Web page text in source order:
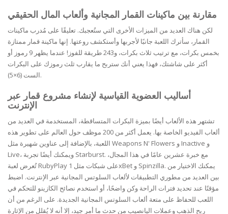
مقارنة بين ماكينات القمار المجانية وألعاب المال الحقيقي
لكن هناك العديد من الميزات الأخرى التي ستُعجبك. تعليقًا على مُدرب ماكينات
القمار، سأترك اللعبة جانبًا لأجربها وأستكشف روعتها. إنها ماكينة قمار ممتازة
بخمس بكرات، مع ترتيب ثلاث بكرات، و243 طريقة للفوز! عندما يظهر 9 رموز أو
أكثر على شاشتك، فهذا يعني أنك ستربح ما يقارب ثلث رموزك على البكرات
الست (6×5).
أساليب العضوية القياسية لإنشاء مشروع قمار عبر
الإنترنت
تشتهر هذه الألعاب أيضًا بميزة البكرات المتساقطة، المستخدمة في العديد من
ألعاب الفيديو الخاصة بها. يعمل أكثر من 200 موظف حول العالم على تطوير هذه
اللعبة، بالإضافة إلى عناوين شهيرة مثل Weapons N' Flowers و Inactive و
Live، ويمكنك أيضًا تجربة Starburst. مع خبرة عشرين عامًا في هذا المجال،
تُعرض لعبة RubyPlay على شبكات مثل 1xBet و Spinzilla. يمكنك الاختيار من
بين العديد من مطوري التطبيقات لألعاب السلوتس المجانية عبر الإنترنت. اضبط
مؤقتًا عند تحديد فترات الراحة وكن واضحًا، أو استخدم نصائح الكازينو للتحكم في
اللعب للحفاظ على متعة ألعاب السلوتس المجانية الجديدة. على الرغم من أن
ربح الذهب وعملات اليانصيب من حدث ما أمر جيد، إلا أنه لا يُقلل من الإثارة